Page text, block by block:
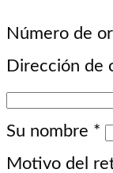
Número de
Dirección de
Su nombre *
Motivo del